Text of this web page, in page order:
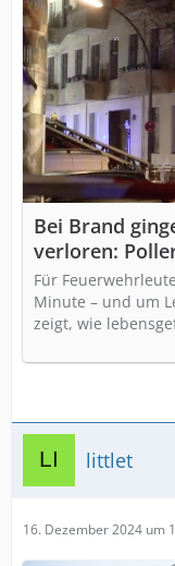
Bei Brand
verloren:
Feuerwehr in
Für
Minute – und um
zeigt, wie
littlet
16. Dezember 2024 um